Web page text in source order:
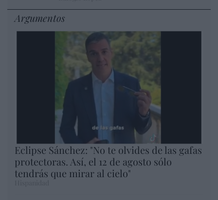
Argumentos
Eclipse Sánchez: "No te olvides de las gafas
protectoras. Así, el 12 de agosto sólo
tendrás que mirar al cielo"